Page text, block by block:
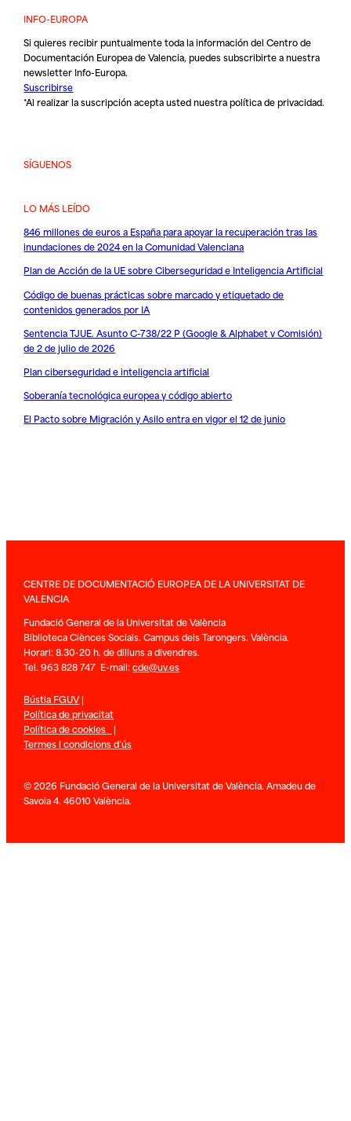
INFO-EUROPA
Si quieres recibir puntualmente toda la información del Centro de
Documentación Europea de Valencia, puedes subscribirte a nuestra
newsletter Info-Europa.
Suscribirse
*Al realizar la suscripción acepta usted nuestrapolítica de privacidad.
SÍGUENOS
LO MÁS LEÍDO
846 millones de euros a España para apoyar la recuperación tras las
inundaciones de 2024 en la Comunidad Valenciana
Plan de Acción de la UE sobre Ciberseguridad e Inteligencia Artificial
Código de buenas prácticas sobre marcado y etiquetado de
contenidos generados por IA
Sentencia TJUE. Asunto C-738/22 P (Google & Alphabet v Comisión)
de 2 de julio de 2026
Plan ciberseguridad e inteligencia artificial
Soberanía tecnológica europea y código abierto
El Pacto sobre Migración y Asilo entra en vigor el 12 de junio
CENTRE DE DOCUMENTACIÓ EUROPEA DE LA UNIVERSITAT DE
VALENCIA
Fundació General de la Universitat de València
Biblioteca Ciènces Socials. Campus dels Tarongers. València.
Horari: 8.30-20 h. de dilluns a divendres.
Tel. 963 828 747 E-mail:cde@uv.es
Bústia FGUV|
Política de privacitat
Política de cookies |
Termes i condicions d’ús
© 2026 Fundació General de la Universitat de València. Amadeu de
Savoia 4. 46010 València.